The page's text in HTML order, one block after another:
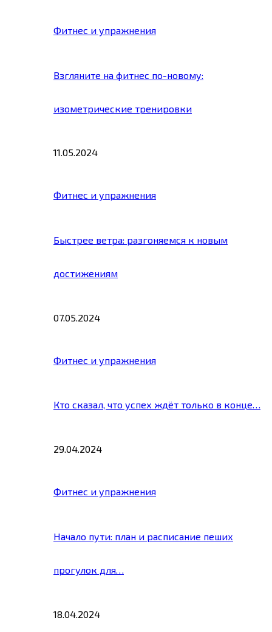
Фитнес и упражнения
Взгляните на фитнес по-новому:
изометрические тренировки
11.05.2024
Фитнес и упражнения
Быстрее ветра: разгоняемся к новым
достижениям
07.05.2024
Фитнес и упражнения
Кто сказал, что успех ждёт только в конце…
29.04.2024
Фитнес и упражнения
Начало пути: план и расписание пеших
прогулок для…
18.04.2024